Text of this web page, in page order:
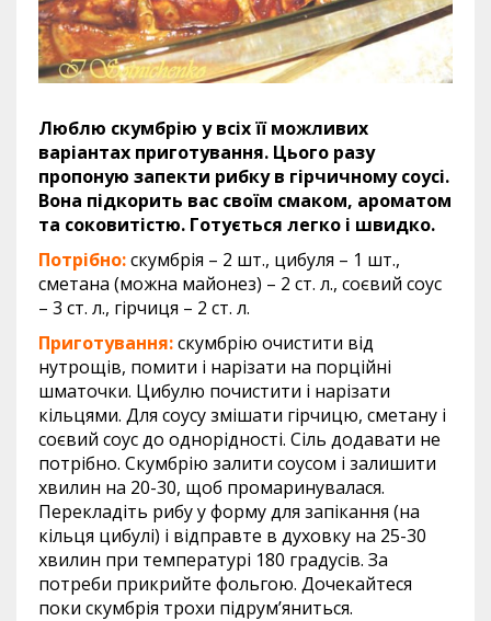
Люблю скумбрію у всіх її можливих
варіантах приготування. Цього разу
пропоную запекти рибку в гірчичному соусі.
Вона підкорить вас своїм смаком, ароматом
та соковитістю. Готується легко і швидко.
Потрібно:скумбрія – 2 шт., цибуля – 1 шт.,
сметана (можна майонез) – 2 ст. л., соєвий соус
– 3 ст. л., гірчиця – 2 ст. л.
Приготування:скумбрію очистити від
нутрощів, помити і нарізати на порційні
шматочки. Цибулю почистити і нарізати
кільцями. Для соусу змішати гірчицю, сметану і
соєвий соус до однорідності. Сіль додавати не
потрібно. Скумбрію залити соусом і залишити
хвилин на 20-30, щоб промаринувалася.
Перекладіть рибу у форму для запікання (на
кільця цибулі) і відправте в духовку на 25-30
хвилин при температурі 180 градусів. За
потреби прикрийте фольгою. Дочекайтеся
поки скумбрія трохи підрум’яниться.